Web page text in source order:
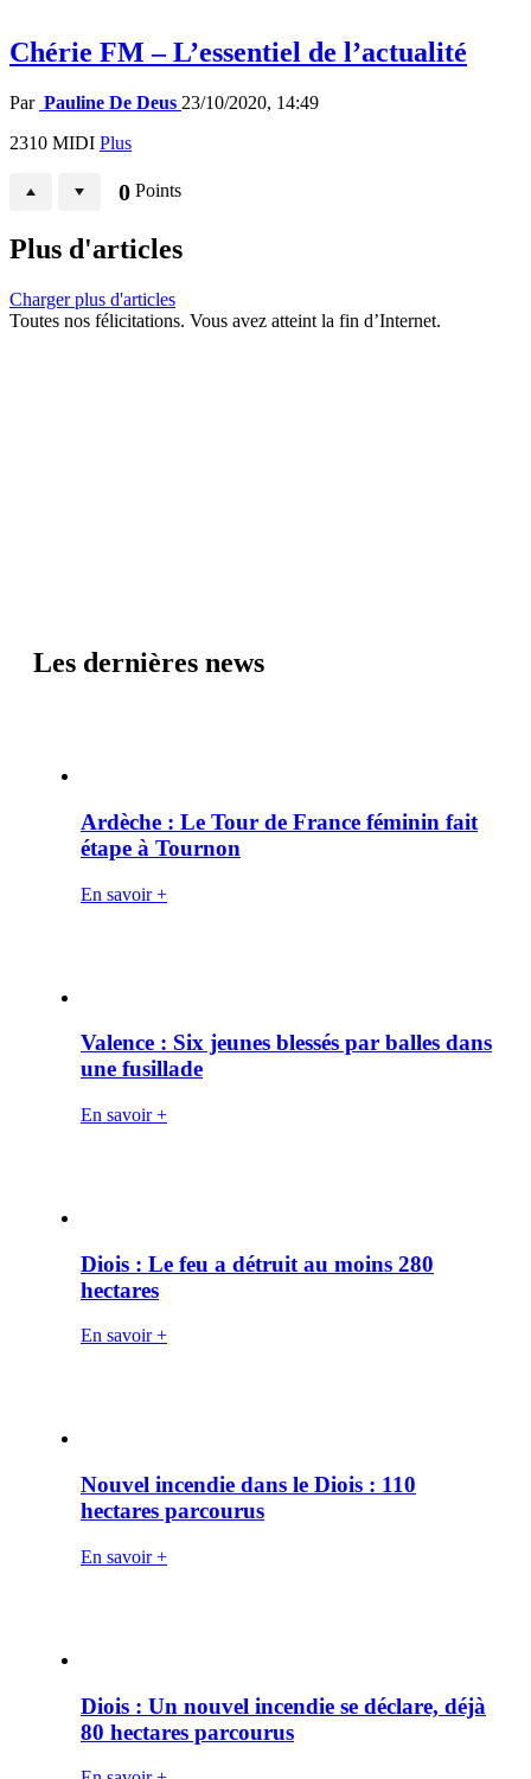
Chérie FM – L’essentiel de l’actualité
Par Pauline De Deus 23/10/2020, 14:49
2310 MIDI Plus
0 Points
Plus d'articles
Charger plus d'articles
Toutes nos félicitations. Vous avez atteint la fin d’Internet.
Les dernières news
Ardèche : Le Tour de France féminin fait
étape à Tournon
En savoir +
Valence : Six jeunes blessés par balles dans
une fusillade
En savoir +
Diois : Le feu a détruit au moins 280
hectares
En savoir +
Nouvel incendie dans le Diois : 110
hectares parcourus
En savoir +
Diois : Un nouvel incendie se déclare, déjà
80 hectares parcourus